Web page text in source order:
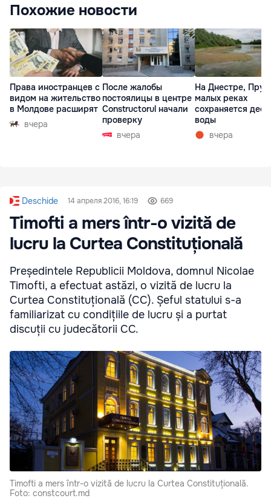
Похожие новости
Права иностранцев с
видом на жительство
в Молдове расширят
вчера
После жалобы
постоялицы в центре
Constructorul начали
проверку
вчера
На Днестре,
малых реках
сохраняется
воды
вчера
Deschide 14 апреля 2016, 16:19 669
Timofti a mers într-o vizită de
lucru la Curtea Constituțională
Președintele Republicii Moldova, domnul Nicolae
Timofti, a efectuat astăzi, o vizită de lucru la
Curtea Constituțională (CC). Șeful statului s-a
familiarizat cu condițiile de lucru și a purtat
discuții cu judecătorii CC.
Timofti a mers într-o vizită de lucru la Curtea Constituțională.
Foto: constcourt.md